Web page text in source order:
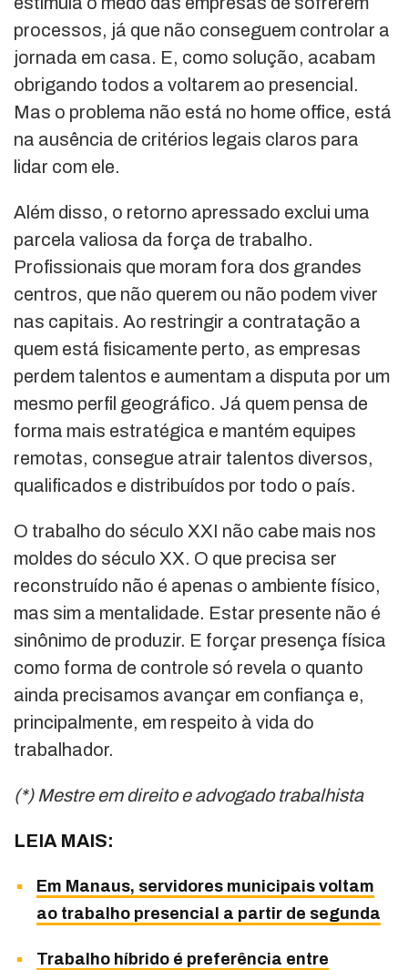
processos, já que não conseguem controlar a
jornada em casa. E, como solução, acabam
obrigando todos a voltarem ao presencial.
Mas o problema não está no home office, está
na ausência de critérios legais claros para
lidar com ele.
Além disso, o retorno apressado exclui uma
parcela valiosa da força de trabalho.
Profissionais que moram fora dos grandes
centros, que não querem ou não podem viver
nas capitais. Ao restringir a contratação a
quem está fisicamente perto, as empresas
perdem talentos e aumentam a disputa por um
mesmo perfil geográfico. Já quem pensa de
forma mais estratégica e mantém equipes
remotas, consegue atrair talentos diversos,
qualificados e distribuídos por todo o país.
O trabalho do século XXI não cabe mais nos
moldes do século XX. O que precisa ser
reconstruído não é apenas o ambiente físico,
mas sim a mentalidade. Estar presente não é
sinônimo de produzir. E forçar presença física
como forma de controle só revela o quanto
ainda precisamos avançar em confiança e,
principalmente, em respeito à vida do
trabalhador.
(*) Mestre em direito e advogado trabalhista
LEIA MAIS:
Em Manaus, servidores municipais voltam
ao trabalho presencial a partir de segunda
Trabalho híbrido é preferência entre